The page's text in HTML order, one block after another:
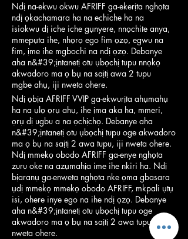
Ndị na-ekwu okwu AFRIFF ga-ekerịta nghọta
ndị ọkachamara ha na echiche ha na
isiokwu dị iche iche gụnyere, nnọchite anya,
mmepụta ihe, nhọrọ ego fim ọzọ, egwu na
fim, ịme ihe mgbochi na ndị ọzọ. Debanye
aha n&#39;ịntanetị otu ụbọchị tupu nnọkọ
akwadoro ma ọ bụ na saịtị awa 2 tupu
mgbe ahụ, iji nweta ohere.
Ndị ọbịa AFRIFF VVIP ga-ekwurịta ahụmahụ
ha na ụlọ ọrụ ahụ, ihe ịma aka ha, mmeri,
ọrụ dị ugbu a na ọchịchọ. Debanye aha
n&#39;ịntanetị otu ụbọchị tupu oge akwadoro
ma ọ bụ na saịtị 2 awa tupu, iji nweta ohere.
Ndị mmekọ obodo AFRIFF ga-enye nghọta
zuru oke na azụmahịa ime ihe nkiri ha. Ndị
bịaranụ ga-enweta nghọta nke ọma gbasara
ụdị mmekọ mmekọ obodo AFRIFF, mkpali ụtụ
isi, ohere inye ego na ihe ndị ọzọ. Debanye
aha n&#39;ịntanetị otu ụbọchị tupu oge
akwadoro ma ọ bụ na saịtị 2 awa tupu, iji
nweta ohere.